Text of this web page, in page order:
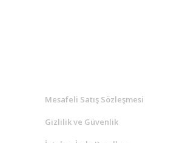
Mesafeli Satış Sözleşmesi
Gizlilik ve Güvenlik